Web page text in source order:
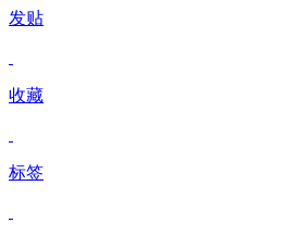
发贴
收藏
标签